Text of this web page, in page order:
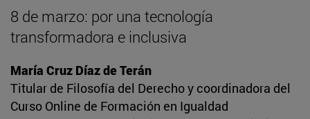
8 de marzo: por una tecnología
transformadora e inclusiva
María Cruz Díaz de Terán
Titular de Filosofía del Derecho y coordinadora del
Curso Online de Formación en Igualdad